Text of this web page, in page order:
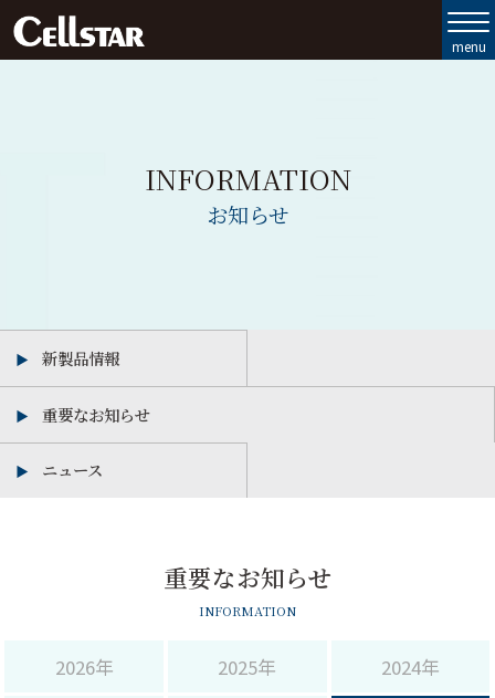
お問い合わせ
MyCellstar
Cellstar Direct
INFORMATION
お知らせ
新製品情報
重要なお知らせ
ニュース
重要なお知らせ
INFORMATION
2026年 2025年 2024年